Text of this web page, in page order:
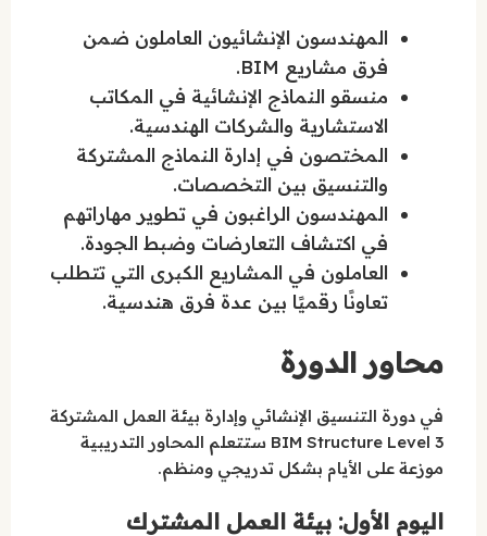
المهندسون الإنشائيون العاملون ضمن
فرق مشاريع BIM.
منسقو النماذج الإنشائية في المكاتب
الاستشارية والشركات الهندسية.
المختصون في إدارة النماذج المشتركة
والتنسيق بين التخصصات.
المهندسون الراغبون في تطوير مهاراتهم
في اكتشاف التعارضات وضبط الجودة.
العاملون في المشاريع الكبرى التي تتطلب
تعاونًا رقميًا بين عدة فرق هندسية.
محاور الدورة
في دورة التنسيق الإنشائي وإدارة بيئة العمل المشتركة
BIM Structure Level 3 ستتعلم المحاور التدريبية
موزعة على الأيام بشكل تدريجي ومنظم.
اليوم الأول: بيئة العمل المشترك